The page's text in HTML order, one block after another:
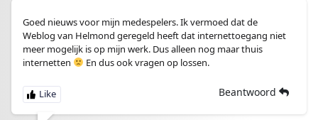
Goed nieuws voor mijn medespelers. Ik vermoed dat de
Weblog van Helmond geregeld heeft dat internettoegang niet
meer mogelijk is op mijn werk. Dus alleen nog maar thuis
internetten
En dus ook vragen op lossen.
Beantwoord